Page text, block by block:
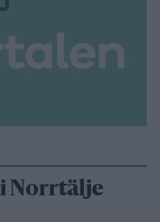
Norrtälje